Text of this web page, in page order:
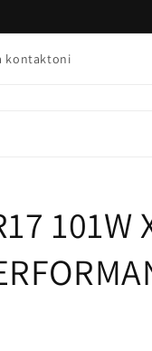
kontaktoni
101W